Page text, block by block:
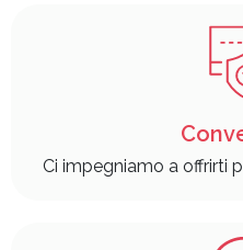
Ci impegniamo a offrirti